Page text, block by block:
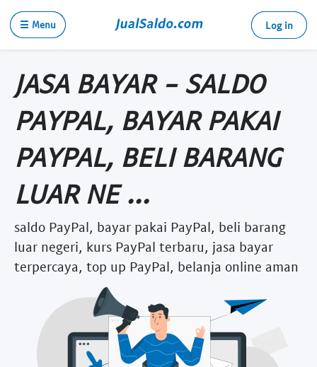
☰ Menu Log in
JASA BAYAR - SALDO
PAYPAL, BAYAR PAKAI
PAYPAL, BELI BARANG
LUAR NE ...
saldo PayPal, bayar pakai PayPal, beli barang
luar negeri, kurs PayPal terbaru, jasa bayar
terpercaya, top up PayPal, belanja online aman